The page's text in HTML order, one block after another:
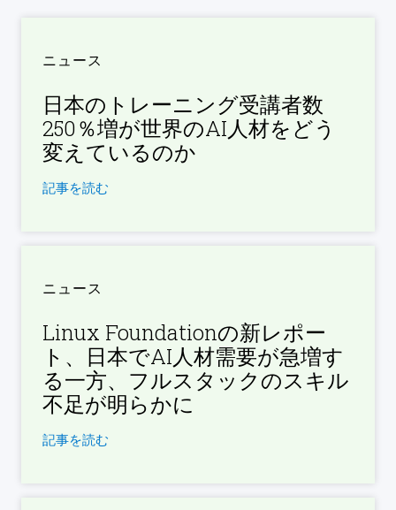
ニュース
日本のトレーニング受講者数
250％増が世界のAI人材をどう
変えているのか
記事を読む
ニュース
Linux Foundationの新レポー
ト、日本でAI人材需要が急増す
る一方、フルスタックのスキル
不足が明らかに
記事を読む